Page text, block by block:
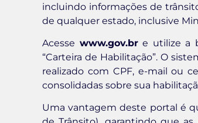
incluindo informações de
de qualquer estado, inclusive
Acesse www.gov.bre utilize a
“Carteira de Habilitação”. O
realizado com CPF, e-mail ou
consolidadas sobre sua
Uma vantagem deste portal é